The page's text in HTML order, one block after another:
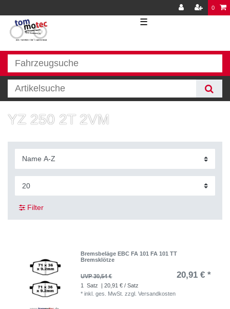
0
☰
YZ 250 2T 2VM
Filter
Bremsbeläge EBC FA 101 FA 101 TT
Bremsklötze
UVP 30,54 € 20,91 € *
1 Satz
| 20,91 € / Satz
*inkl. ges. MwSt. zzgl.Versandkosten